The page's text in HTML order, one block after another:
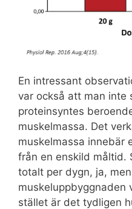
En intressant
var också att man inte
proteinsyntes
muskelmassa. Det
muskelmassa innebär
från en enskild måltid.
totalt per dygn, ja,
muskeluppbyggnaden
stället är det tydligen